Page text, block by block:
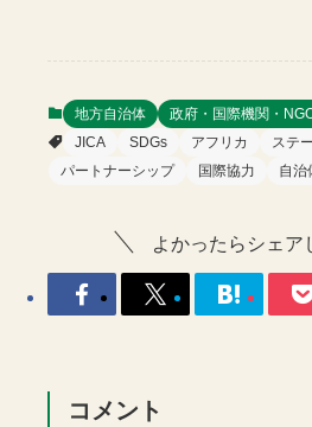
地方自治体
政府・国際機関・
JICA
SDGs アフリカ
ステ
パートナーシップ
国際協力 自治
よかったらシェア
コメント